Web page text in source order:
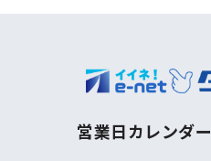
営業日カレンダー